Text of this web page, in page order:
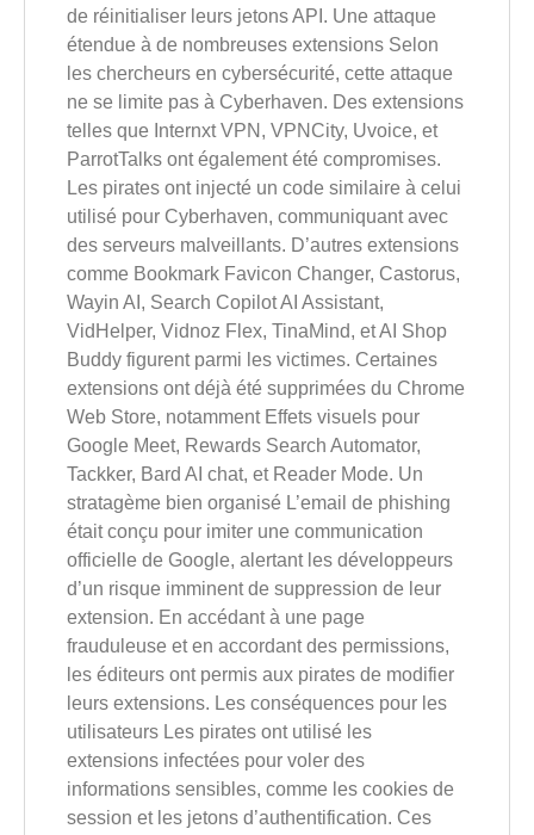
de réinitialiser leurs jetons API. Une attaque
étendue à de nombreuses extensions Selon
les chercheurs en cybersécurité, cette attaque
ne se limite pas à Cyberhaven. Des extensions
telles que Internxt VPN, VPNCity, Uvoice, et
ParrotTalks ont également été compromises.
Les pirates ont injecté un code similaire à celui
utilisé pour Cyberhaven, communiquant avec
des serveurs malveillants. D’autres extensions
comme Bookmark Favicon Changer, Castorus,
Wayin AI, Search Copilot AI Assistant,
VidHelper, Vidnoz Flex, TinaMind, et AI Shop
Buddy figurent parmi les victimes. Certaines
extensions ont déjà été supprimées du Chrome
Web Store, notamment Effets visuels pour
Google Meet, Rewards Search Automator,
Tackker, Bard AI chat, et Reader Mode. Un
stratagème bien organisé L’email de phishing
était conçu pour imiter une communication
officielle de Google, alertant les développeurs
d’un risque imminent de suppression de leur
extension. En accédant à une page
frauduleuse et en accordant des permissions,
les éditeurs ont permis aux pirates de modifier
leurs extensions. Les conséquences pour les
utilisateurs Les pirates ont utilisé les
extensions infectées pour voler des
informations sensibles, comme les cookies de
session et les jetons d’authentification. Ces